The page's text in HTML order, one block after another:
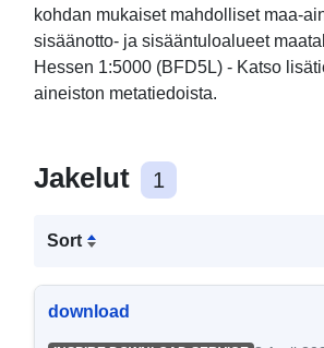
kohdan mukaiset mahdolliset maa-
sisäänotto- ja sisääntuloalueet
Hessen 1:5000 (BFD5L) - Katso
aineiston metatiedoista.
Jakelut 1
Sort
download